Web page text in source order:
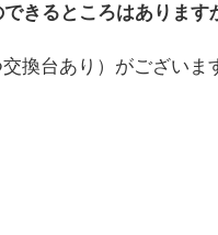
きるところはあります
換台あり）がございま